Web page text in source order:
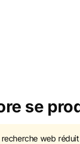
se
recherche web